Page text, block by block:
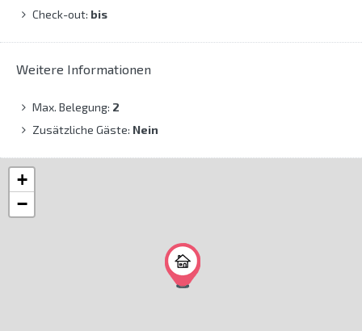
Check-out: bis
Weitere Informationen
Max. Belegung: 2
Zusätzliche Gäste: Nein
+
−